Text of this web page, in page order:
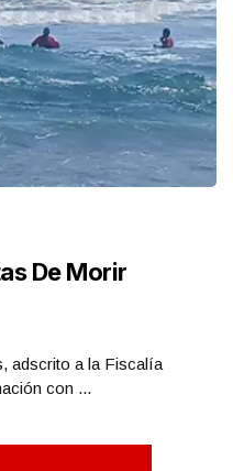
De Morir
adscrito a la Fiscalía
con ...